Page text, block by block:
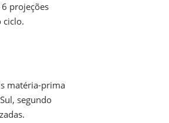
projeções
ciclo.
matéria-prima
segundo